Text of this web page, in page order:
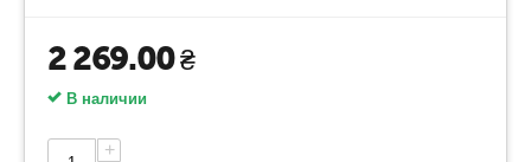
2 269.00₴
В наличии
+